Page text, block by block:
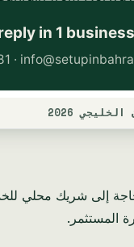
2026
الملكية الأجنبية بنسبة 100% على معظم